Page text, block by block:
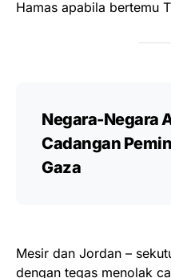
Hamas apabila bertemu
Negara-Negara
Cadangan
Gaza
Mesir dan Jordan –
dengan tegas menolak